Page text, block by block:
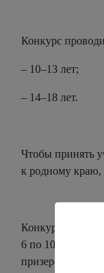
Конкурс
– 10–13 лет;
– 14–18 лет.
Чтобы принять
к родному краю,
Конкурс
6 по 10 марта
призеров